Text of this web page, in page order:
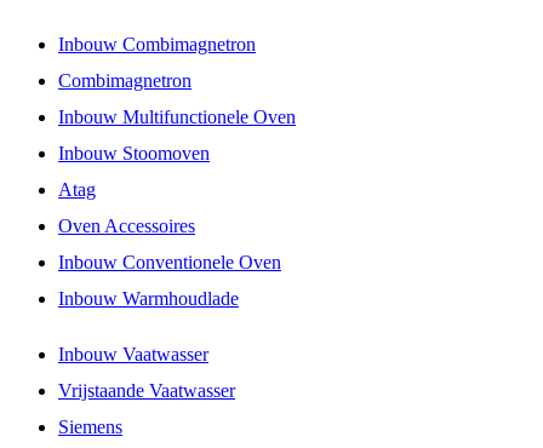
Inbouw Combimagnetron
Combimagnetron
Inbouw Multifunctionele Oven
Inbouw Stoomoven
Atag
Oven Accessoires
Inbouw Conventionele Oven
Inbouw Warmhoudlade
Inbouw Vaatwasser
Vrijstaande Vaatwasser
Siemens